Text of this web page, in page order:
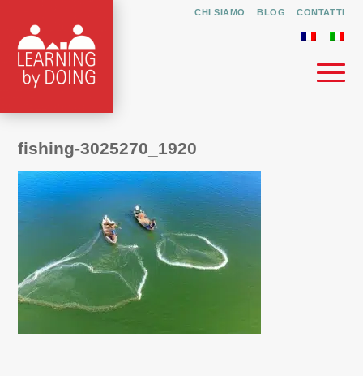
CHI SIAMO BLOG CONTATTI
fishing-3025270_1920